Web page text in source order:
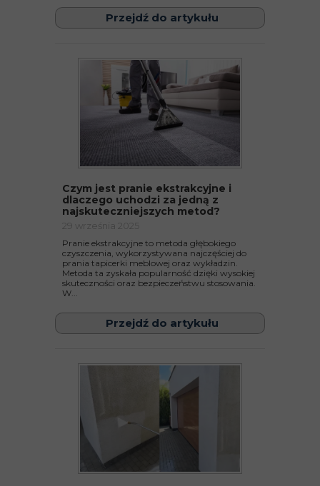
Przejdź do artykułu
Czym jest pranie ekstrakcyjne i
dlaczego uchodzi za jedną z
najskuteczniejszych metod?
29 września 2025
Pranie ekstrakcyjne to metoda głębokiego
czyszczenia, wykorzystywana najczęściej do
prania tapicerki meblowej oraz wykładzin.
Metoda ta zyskała popularność dzięki wysokiej
skuteczności oraz bezpieczeństwu stosowania.
W...
Przejdź do artykułu